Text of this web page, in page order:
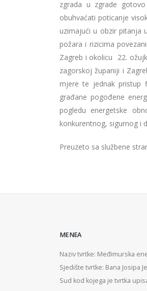
zgrada u zgrade
obuhvaćati poticanje
uzimajući u obzir pitanja
požara i rizicima
Zagreb i okolicu 22.
zagorskoj županiji i
mjere te jednak pristup
građane pogođene
pogledu energetske
konkurentnog, sigurnog i
Preuzeto sa službene
MENEA
Naziv tvrtke: Međimurska
Sjedište tvrtke: Bana Josipa
Sud kod kojega je tvrtka